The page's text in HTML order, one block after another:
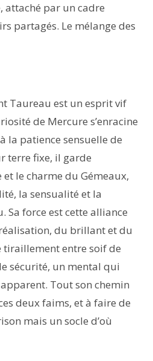
attaché par un cadre
partagés. Le mélange des
Taureau est un esprit vif
de Mercure s’enracine
la patience sensuelle de
terre fixe, il garde
et le charme du Gémeaux,
la sensualité et la
Sa force est cette alliance
du brillant et du
tiraillement entre soif de
sécurité, un mental qui
Tout son chemin
deux faims, et à faire de
mais un socle d’où